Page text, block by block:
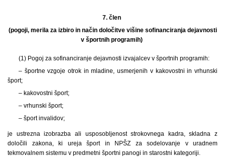
7. člen
(pogoji, merila za izbiro in način določitve višine sofinanciranja dejavnosti
v športnih programih)
(1) Pogoj za sofinanciranje dejavnosti izvajalcev v športnih programih:
– športne vzgoje otrok in mladine, usmerjenih v kakovostni in vrhunski
šport;
– kakovostni šport;
– vrhunski šport;
– šport invalidov;
je ustrezna izobrazba ali usposobljenost strokovnega kadra, skladna z
določili zakona, ki ureja šport in NPŠZ za sodelovanje v uradnem
tekmovalnem sistemu v predmetni športni panogi in starostni kategoriji.